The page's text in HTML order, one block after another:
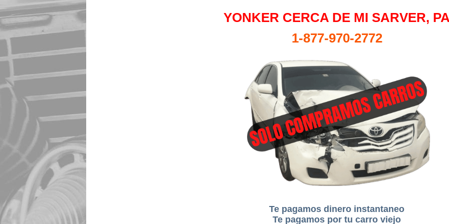
YONKER CERCA DE MI SARVER,
1-877-970-2772
Te pagamos dinero instantaneo
Te pagamos por tu carro viejo